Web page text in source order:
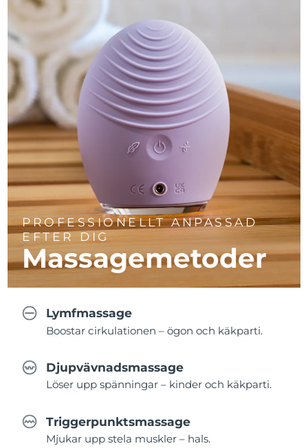
PROFESSIONELLT ANPASSAD
EFTER DIG
Massagemetoder
Lymfmassage
Boostar cirkulationen – ögon och käkparti.
Djupvävnadsmassage
Löser upp spänningar – kinder och käkparti.
Triggerpunktsmassage
Mjukar upp stela muskler – hals.